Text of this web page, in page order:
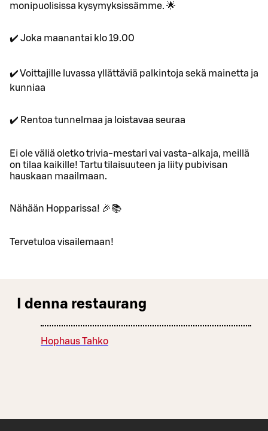
monipuolisissa kysymyksissämme. 🌟
✔️ Joka maanantai klo 19.00
✔️ Voittajille luvassa yllättäviä palkintoja sekä mainetta ja
kunniaa
✔️ Rentoa tunnelmaa ja loistavaa seuraa
Ei ole väliä oletko trivia-mestari vai vasta-alkaja, meillä
on tilaa kaikille! Tartu tilaisuuteen ja liity pubivisan
hauskaan maailmaan.
Nähään Hopparissa! 🎉📚
Tervetuloa visailemaan!
I denna restaurang
Hophaus Tahko